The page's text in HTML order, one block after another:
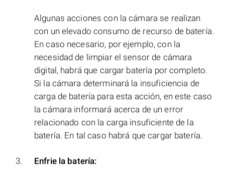
Algunas acciones con la cámara se realizan
con un elevado consumo de recurso de batería.
En caso necesario, por ejemplo, con la
necesidad de limpiar el sensor de cámara
digital, habrá que cargar batería por completo.
Si la cámara determinará la insuficiencia de
carga de batería para esta acción, en este caso
la cámara informará acerca de un error
relacionado con la carga insuficiente de la
batería. En tal caso habrá que cargar batería.
Enfrie la batería: